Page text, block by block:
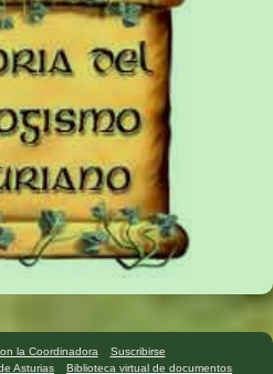
la Coordinadora
Suscribirse
Asturias
Biblioteca virtual de documentos